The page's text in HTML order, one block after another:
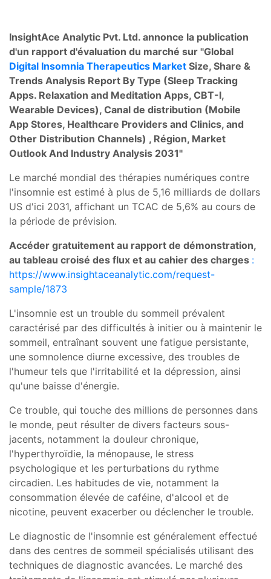
InsightAce Analytic Pvt. Ltd. annonce la publication
d'un rapport d'évaluation du marché sur "Global
Digital Insomnia Therapeutics Market Size, Share &
Trends Analysis Report By Type (Sleep Tracking
Apps. Relaxation and Meditation Apps, CBT-I,
Wearable Devices), Canal de distribution (Mobile
App Stores, Healthcare Providers and Clinics, and
Other Distribution Channels) , Région, Market
Outlook And Industry Analysis 2031"
Le marché mondial des thérapies numériques contre
l'insomnie est estimé à plus de 5,16 milliards de dollars
US d'ici 2031, affichant un TCAC de 5,6% au cours de
la période de prévision.
Accéder gratuitement au rapport de démonstration,
au tableau croisé des flux et au cahier des charges :
https://www.insightaceanalytic.com/request-
sample/1873
L'insomnie est un trouble du sommeil prévalent
caractérisé par des difficultés à initier ou à maintenir le
sommeil, entraînant souvent une fatigue persistante,
une somnolence diurne excessive, des troubles de
l'humeur tels que l'irritabilité et la dépression, ainsi
qu'une baisse d'énergie.
Ce trouble, qui touche des millions de personnes dans
le monde, peut résulter de divers facteurs sous-
jacents, notamment la douleur chronique,
l'hyperthyroïdie, la ménopause, le stress
psychologique et les perturbations du rythme
circadien. Les habitudes de vie, notamment la
consommation élevée de caféine, d'alcool et de
nicotine, peuvent exacerber ou déclencher le trouble.
Le diagnostic de l'insomnie est généralement effectué
dans des centres de sommeil spécialisés utilisant des
techniques de diagnostic avancées. Le marché des